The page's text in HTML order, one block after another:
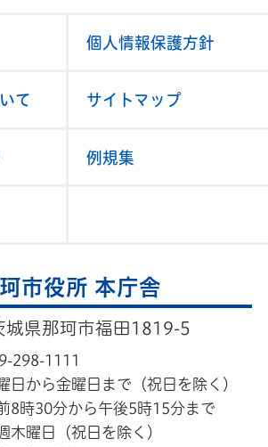
個人情報保護方針
て サイトマップ
例規集
市役所 本庁舎
県那珂市福田1819-5
298-1111
日から金曜日まで（祝日を除く）
8時30分から午後5時15分まで
木曜日（祝日を除く）